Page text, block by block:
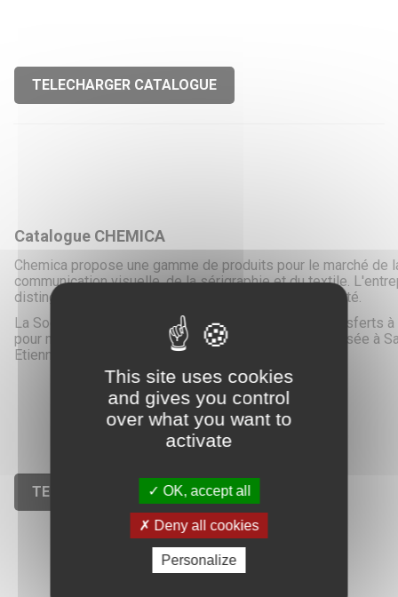
TELECHARGER CATALOGUE
Catalogue CHEMICA
Chemica propose une gamme de produits pour le marché de
communication visuelle, de la sérigraphie et du textile.
distingue par ses produits innovants et de haute qualité.
La Société Chemica est une industrie de films de transferts à
pour marquage textile. Depuis 1983, la société est basée à
Etienne (France).
TELECHARGER CATALOGUE
This site uses cookies
and gives you control
over what you want to
activate
OK, accept all
Deny all cookies
Personalize